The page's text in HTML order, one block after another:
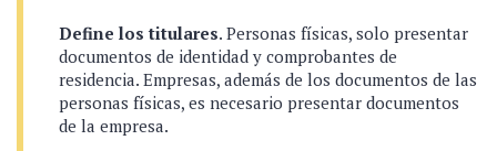
Define los titulares. Personas físicas, solo presentar
documentos de identidad y comprobantes de
residencia. Empresas, además de los documentos de las
personas físicas, es necesario presentar documentos
de la empresa.